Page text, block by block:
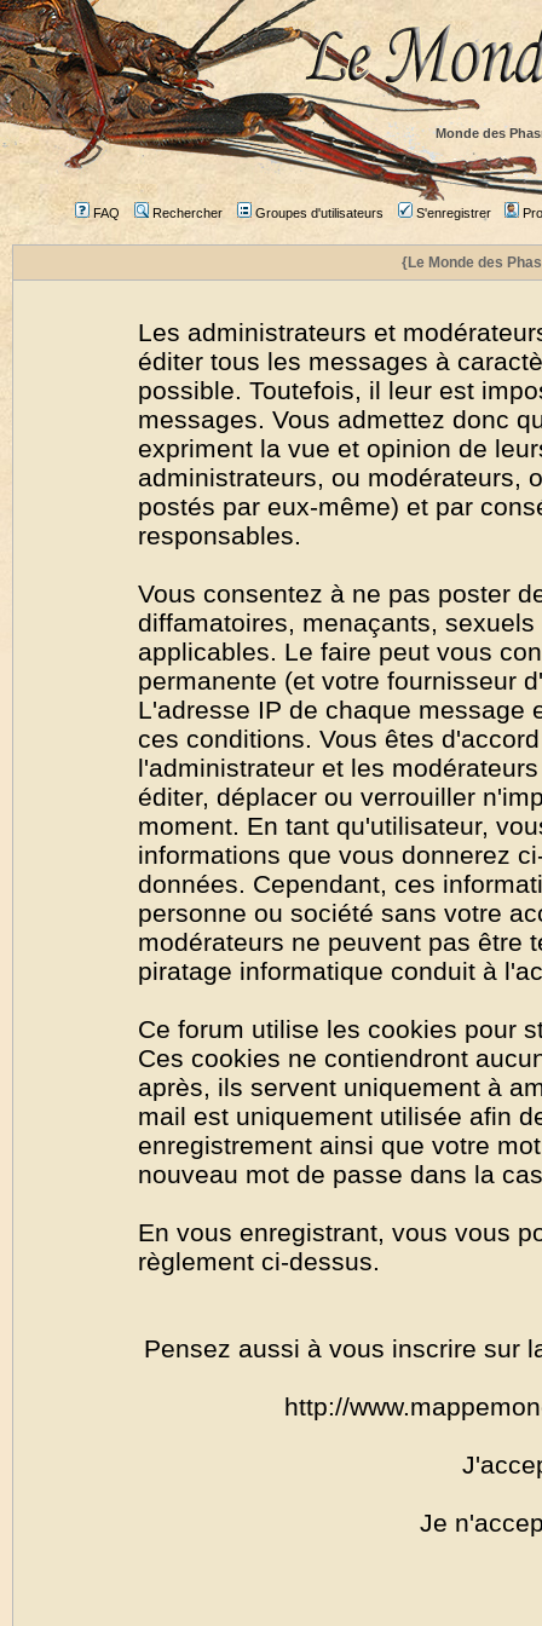
Monde des
FAQ Rechercher Groupes d'utilisateurs S'enregistrer
{Le Monde des
Les administrateurs et
éditer tous les messages à
possible. Toutefois, il leur est
messages. Vous admettez donc
expriment la vue et opinion de
administrateurs, ou modérateurs,
postés par eux-même) et par
responsables.
Vous consentez à ne pas poster
diffamatoires, menaçants,
applicables. Le faire peut vous
permanente (et votre fournisseur
L'adresse IP de chaque message
ces conditions. Vous êtes
l'administrateur et les
éditer, déplacer ou verrouiller
moment. En tant qu'utilisateur,
informations que vous donnerez
données. Cependant, ces
personne ou société sans votre
modérateurs ne peuvent pas être
piratage informatique conduit à
Ce forum utilise les cookies pour
Ces cookies ne contiendront
après, ils servent uniquement à
mail est uniquement utilisée afin
enregistrement ainsi que votre
nouveau mot de passe dans la
En vous enregistrant, vous vous
règlement ci-dessus.
Pensez aussi à vous inscrire sur
http://
Je